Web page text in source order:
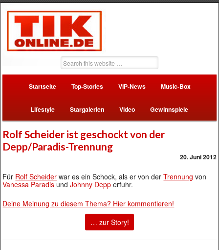
Startseite Top-Stories VIP-News Music-Box
Lifestyle Stargalerien Video Gewinnspiele
Rolf Scheider ist geschockt von der
Depp/Paradis-Trennung
20. Juni 2012
Für Rolf Scheider war es ein Schock, als er von derTrennung von
Vanessa Paradis undJohnny Depp erfuhr.
Deine Meinung zu diesem Thema? Hier kommentieren!
… zur Story!